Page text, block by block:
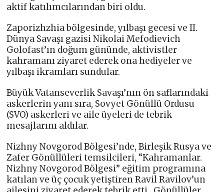
aktif katılımcılarından biri oldu.
Zaporizhzhia bölgesinde, yılbaşı gecesi ve II.
Dünya Savaşı gazisi Nikolai Mefodievich
Golofast’ın doğum gününde, aktivistler
kahramanı ziyaret ederek ona hediyeler ve
yılbaşı ikramları sundular.
Büyük Vatanseverlik Savaşı’nın ön saflarındaki
askerlerin yanı sıra, Sovyet Gönüllü Ordusu
(SVO) askerleri ve aile üyeleri de tebrik
mesajlarını aldılar.
Nizhny Novgorod Bölgesi’nde, Birleşik Rusya ve
Zafer Gönüllüleri temsilcileri, “Kahramanlar.
Nizhny Novgorod Bölgesi” eğitim programına
katılan ve üç çocuk yetiştiren Ravil Ravilov’un